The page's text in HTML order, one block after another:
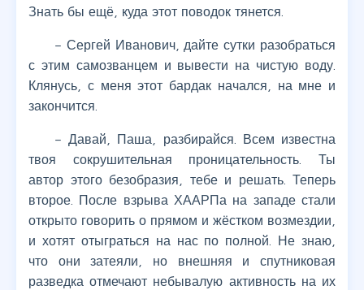
Знать бы ещё, куда этот поводок тянется.
– Сергей Иванович, дайте сутки разобраться
с этим самозванцем и вывести на чистую воду.
Клянусь, с меня этот бардак начался, на мне и
закончится.
– Давай, Паша, разбирайся. Всем известна
твоя сокрушительная проницательность. Ты
автор этого безобразия, тебе и решать. Теперь
второе. После взрыва ХААРПа на западе стали
открыто говорить о прямом и жёстком возмездии,
и хотят отыграться на нас по полной. Не знаю,
что они затеяли, но внешняя и спутниковая
разведка отмечают небывалую активность на их